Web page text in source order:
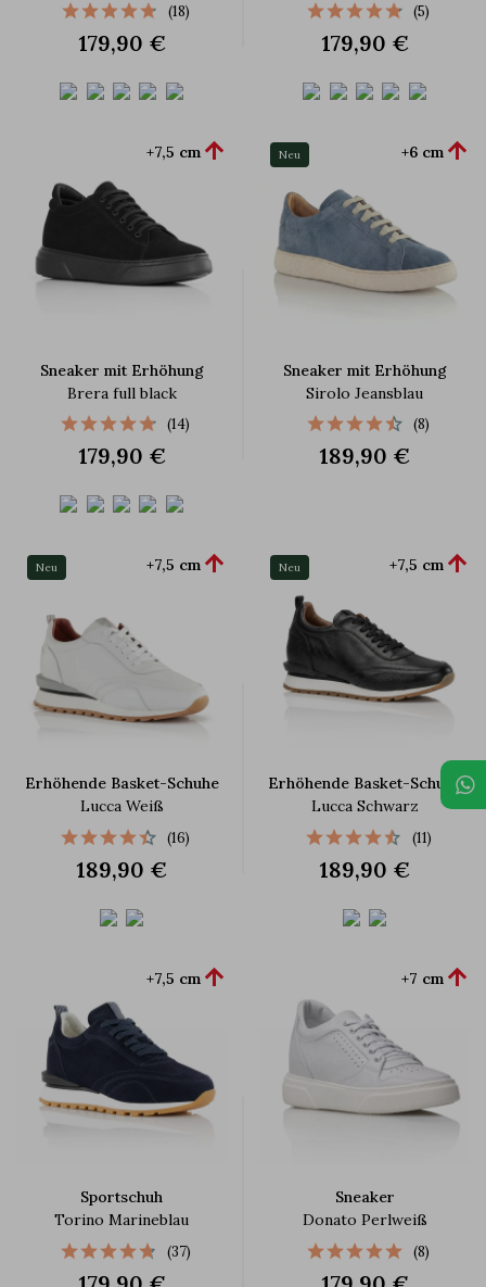
(18)
179,90 €
(5)
179,90 €
Sneaker mit Erhöhung
Brera full black
+7,5 cm 
(14)
179,90 €
Neu
Sneaker mit Erhöhung
Sirolo Jeansblau
+6 cm 
(8)
189,90 €
Neu
Erhöhende Basket-Schuhe
Lucca Weiß
+7,5 cm 
(16)
189,90 €
Neu
Erhöhende Basket-Schuhe
Lucca Schwarz
+7,5 cm 
(11)
189,90 €
Sportschuh
Torino Marineblau
+7,5 cm 
(37)
Sneaker
Donato Perlweiß
+7 cm 
(8)